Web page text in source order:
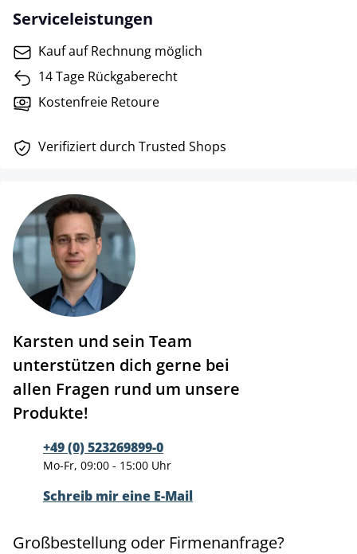
Serviceleistungen
Kauf auf Rechnung möglich
14 Tage Rückgaberecht
Kostenfreie Retoure
Verifiziert durch Trusted Shops
Karsten und sein Team
unterstützen dich gerne bei
allen Fragen rund um unsere
Produkte!
+49 (0) 523269899-0
Mo-Fr, 09:00 - 15:00 Uhr
Schreib mir eine E-Mail
Großbestellung oder Firmenanfrage?